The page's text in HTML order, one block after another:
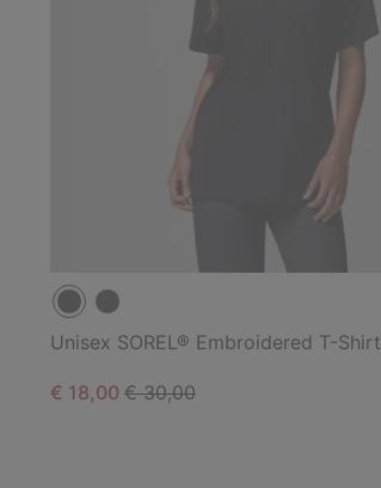
Unisex SOREL® Embroidered T-Shirt
Sale price:
€ 18,00 Regular price:
€ 30,00